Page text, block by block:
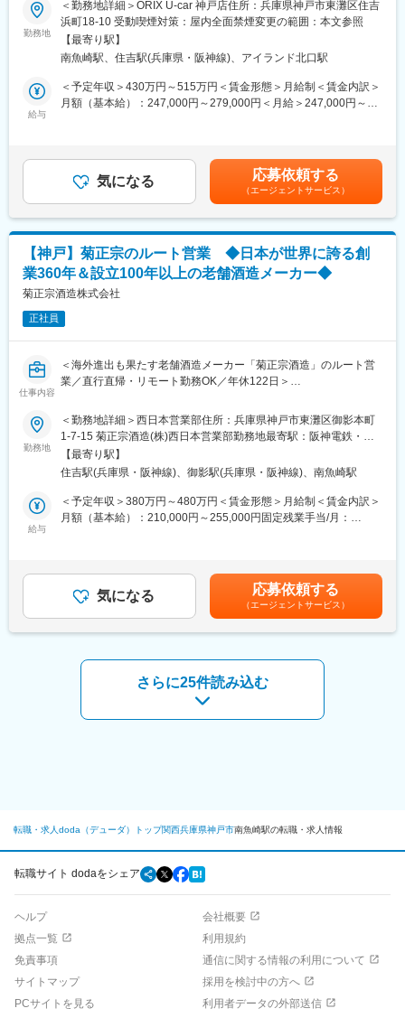
■キャリアパス：
・テーマの主担当として、具体的な事業戦略およびマーケティン
グ戦略の立案・実行をご経験いただく予定です。
ークホルダーとの関係構築において、ファシリテーションやリー
ダーシップなどを発揮いただく予定です。上記のご経験を通じ、
・組織構成：9名（30代：5名、40代：4名）
・残業状況：30時間/月程度
・出張頻度：1-2回/月程度もしくは多い時で5回/月
・有休取得率：約80%
・フレックス制度：あり
■職場の雰囲気：
・有給取得率80%、フレックスタイム・在宅勤務可でワークライ
フバランス良好
・キャリア入社の方が多く、チームの多様性を高め、創造性や問
変更の範囲：会社の定める業務
の販売、車両の管理業務などをお任せいたします。
■具体的な業務
・展示する前の車両チェック、写真撮影など広告掲載準備。
・お問い合わせをいただく、お客様への電話やメールでの応対。
・ご来店いただくお客様への車両案内・提案。
・成約後の登録手配等「中古車販売店舗業務全般」を行っていた
案もしていただきます。
基本的には事務作業中心（PC操作）ですが、対面営業や屋外での
作業（洗車・回送など）もあります。
■販売する車
オリックスグループがレンタカーやリースで管理・使用していた
車です。
外部検査機関による車両検査を1台毎に実施し「修復歴なし」の車
状態で展示しています。また、独自の「オリックス認定中古車保
証」を全車に無料でお付けし、未経験者でも安心して販売する事
■身につくスキル：
力
・目標達成に対する責任感
◎特集記事やキャリアインタビューもぜひご確認ください◎
https://www.orix.co.jp/auto/career/special/special03.html
業界トップクラスだからこそできる「チャレンジ」があります。
高い専門性と多様性で挑戦を続け、あらゆる分野において高付加
価値のサービスを提供する当グループ。当社は当グループの中核
ションを提供しています。
※雇入れ直後：オートトレーディング本部における業務全般。
※変更の範囲：原則、オートトレーディング本部における業務全
勤務地
＜勤務地詳細＞ORIX U-car 神戸店住所：兵庫県神戸市東灘区住吉
浜町18-10 受動喫煙対策：屋内全面禁煙変更の範囲：本文参照
【最寄り駅】
南魚崎駅、住吉駅(兵庫県・阪神線)、アイランド北口駅
給与
＜予定年収＞430万円～515万円＜賃金形態＞月給制＜賃金内訳＞
月額（基本給）：247,000円～279,000円＜月給＞247,000円～
気になる 応募依頼する
（エージェントサービス）
【神戸】菊正宗のルート営業 ◆日本が世界に誇る創
業360年＆設立100年以上の老舗酒造メーカー◆
菊正宗酒造株式会社
正社員
仕事内容
＜海外進出も果たす老舗酒造メーカー「菊正宗酒造」のルート営
業／直行直帰・リモート勤務OK／年休122日＞
■仕事の内容：
スーパーやドラッグストアなどの量販店に対する日本酒のルート
セールスをお任せ。主には商品の売れ行きをヒアリングし、店舗
の販促計画に沿った商品提案などをお任せします。
《具体的には》
・一人10～20社ほどを担当していただき、定期訪問スタイルで1
日に4件ほど訪問するのが平均的です。チェーンスーパーなどのお
す。訪問後は世間話を交えつつ商品の売れ行きを確認したり、新
商品の提案を行うことで、取引先への深耕をしていくことが重要
です。
年に一度上長や会社に将来のキャリアビジョンを話す場があり、
管理職も目指せます。昇進は昇格試験と評価により決定します。
■当社の強み：
～多様化の時代に左右されずに"本流"を守り続ける～
菊正宗は、「飲み飽きしない日本酒こそ“本流”である」という信念
口酒であると考えます。「キレのよい辛口酒は後味に甘味が残ら
ず、料理の味を損なうことがない」たとえば、日本料理は自然の
料理の味を引き立てるのは良質の水のようにクセがなく、飲み飽
きのしないお酒でなければなりません。それは辛口の日本酒に他
ならないからです。近年では、日本酒の化粧品や健康食品などの
勤務地
＜勤務地詳細＞西日本営業部住所：兵庫県神戸市東灘区御影本町
1-7-15 菊正宗酒造(株)西日本営業部勤務地最寄駅：阪神電鉄・阪
神電鉄本線／御影駅受動喫煙対策：屋内喫煙可能場所あり変更の
範囲：会社の定める事業所（リモートワーク含む）
【最寄り駅】
住吉駅(兵庫県・阪神線)、御影駅(兵庫県・阪神線)、南魚崎駅
給与
＜予定年収＞380万円～480万円＜賃金形態＞月給制＜賃金内訳＞
月額（基本給）：210,000円～255,000円固定残業手当/月：
実績：3.5ヶ月（昨年実績）賃金はあくまでも目安の金額であり、
選考を通じて上下する可能性があります。月給(月額)は固定手当を
気になる 応募依頼する
（エージェントサービス）
さらに25件読み込む
転職・求人doda（デューダ）トップ関西兵庫県神戸市南魚崎駅の転職・求人情報
転職サイト dodaをシェア
ヘルプ
会社概要
拠点一覧
利用規約
免責事項
通信に関する情報の利用について
サイトマップ
採用を検討中の方へ
PCサイトを見る
利用者データの外部送信